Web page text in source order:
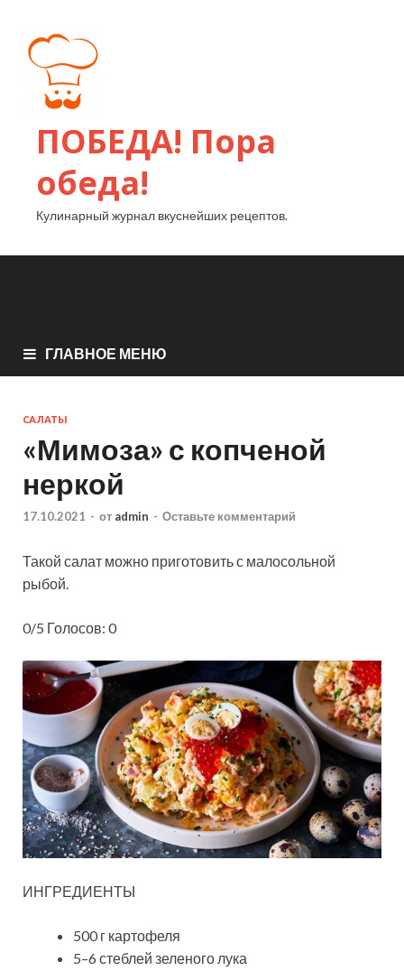
ПОБЕДА! Пора
обеда!
Кулинарный журнал вкуснейших рецептов.
ГЛАВНОЕ МЕНЮ
САЛАТЫ
«Мимоза» с копченой
неркой
17.10.2021 - от admin - Оставьте комментарий
Такой салат можно приготовить с малосольной
рыбой.
0/5 Голосов: 0
ИНГРЕДИЕНТЫ
500 г картофеля
5–6 стеблей зеленого лука